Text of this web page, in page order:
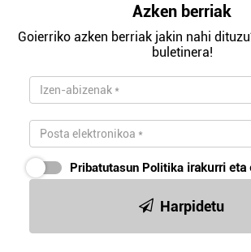
Azken berriak
Goierriko azken berriak jakin nahi
buletinera!
Pribatutasun Politika irakurri eta
Harpidetu